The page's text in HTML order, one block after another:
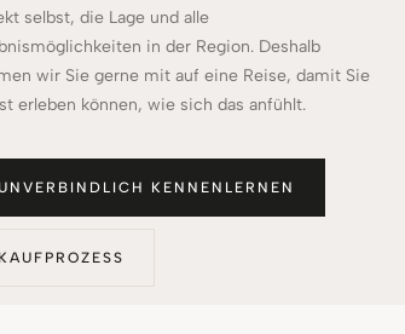
selbst, die Lage und alle
in der Region. Deshalb
wir Sie gerne mit auf eine Reise, damit Sie
erleben können, wie sich das anfühlt.
UNVERBINDLICH KENNENLERNEN
KAUFPROZESS